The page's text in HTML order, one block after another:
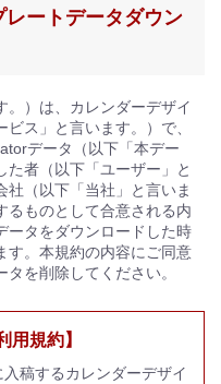
ートデータダウン
。）は、カレンダーデザイ
ス」と言います。）で、
データ（以下「本デー
た者（以下「ユーザー」と
（以下「当社」と言いま
るものとして合意される内
ータをダウンロードした時
す。本規約の内容にご同意
を削除してください。
用規約】
稿するカレンダーデザイ